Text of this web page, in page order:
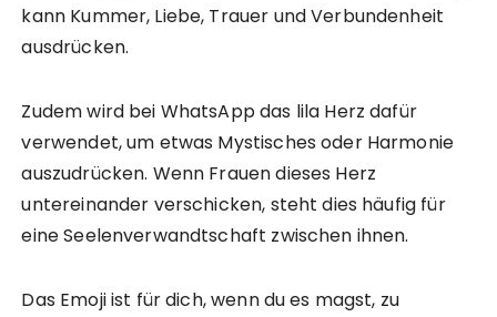
kann Kummer, Liebe, Trauer und Verbundenheit
ausdrücken.
Zudem wird bei WhatsApp das lila Herz dafür
verwendet, um etwas Mystisches oder Harmonie
auszudrücken. Wenn Frauen dieses Herz
untereinander verschicken, steht dies häufig für
eine Seelenverwandtschaft zwischen ihnen.
Das Emoji ist für dich, wenn du es magst, zu